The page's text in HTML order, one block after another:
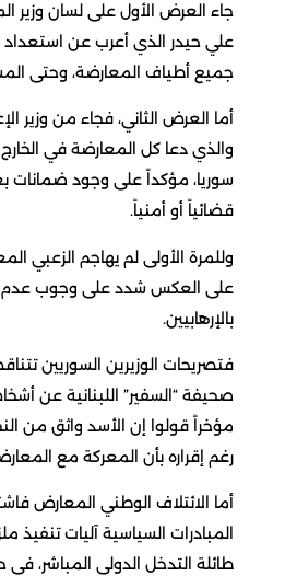
جاء العرض الأول على لسان وزير
علي حيدر الذي أعرب عن استعداد سوريا
جميع أطياف المعارضة، وحتى المسلحة
أما العرض الثاني، فجاء من وزير الإعلام
والذي دعا كل المعارضة في الخارج إلى
سوريا، مؤكداً على وجود ضمانات بعدم
قضائياً أو أمنياً.
وللمرة الأولى لم يهاجم الزعبي المعارضة
على العكس شدد على وجوب عدم وصف
بالإرهابيين.
فتصريحات الوزيرين السوريين تتناقض مع
صحيفة “السفير” اللبنانية عن أشخاص
مؤخراً قولوا إن الأسد واثق من النجاح في
رغم إقراره بأن المعركة مع المعارضة لم
أما الائتلاف الوطني المعارض فاشترط
المبادرات السياسية آليات تنفيذ ملزمة
طائلة التدخل الدولي المباشر، في حال